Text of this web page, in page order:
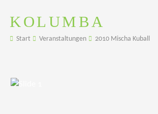
KOLUMBA
Start Veranstaltungen 2010 Mischa Kuball